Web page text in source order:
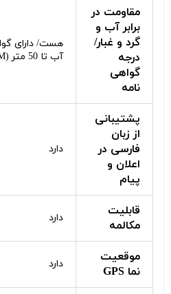
مقاومت در
برابر آب و
گرد و غبار/
درجه
گواهی‌
نامه
آب تا 50 متر (5ATM)
پشتیبانی
از زبان
فارسی در
اعلان و
پیام
دارد
قابلیت
مکالمه
دارد
موقعیت‌
نما GPS
دارد